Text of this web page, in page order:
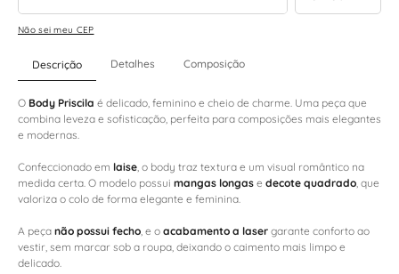
Não sei meu CEP
Descrição Detalhes Composição
O Body Priscila é delicado, feminino e cheio de charme. Uma peça que
combina leveza e sofisticação, perfeita para composições mais elegantes
e modernas.
Confeccionado em laise, o body traz textura e um visual romântico na
medida certa. O modelo possui mangas longas e decote quadrado, que
valoriza o colo de forma elegante e feminina.
A peça não possui fecho, e o acabamento a laser garante conforto ao
vestir, sem marcar sob a roupa, deixando o caimento mais limpo e
delicado.